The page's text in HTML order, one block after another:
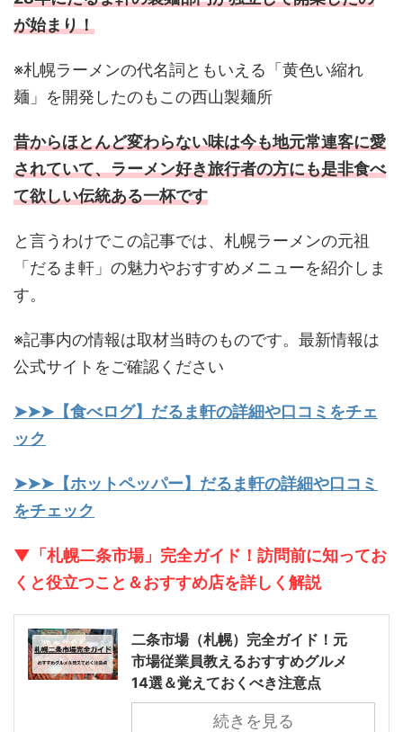
が始まり！
※札幌ラーメンの代名詞ともいえる「黄色い縮れ
麺」を開発したのもこの西山製麺所
昔からほとんど変わらない味は今も地元常連客に愛
されていて、ラーメン好き旅行者の方にも是非食べ
て欲しい伝統ある一杯です
と言うわけでこの記事では、札幌ラーメンの元祖
「だるま軒」の魅力やおすすめメニューを紹介しま
す。
※記事内の情報は取材当時のものです。最新情報は
公式サイトをご確認ください
➤➤➤【食べログ】だるま軒の詳細や口コミをチェ
ック
➤➤➤【ホットペッパー】だるま軒の詳細や口コミ
をチェック
▼「札幌二条市場」完全ガイド！訪問前に知ってお
くと役立つこと＆おすすめ店を詳しく解説
二条市場（札幌）完全ガイド！元
市場従業員教えるおすすめグルメ
14選＆覚えておくべき注意点
続きを見る